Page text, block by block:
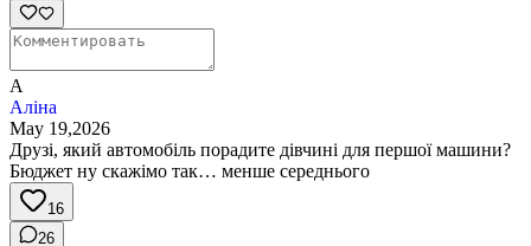
А
Аліна
May 19,2026
Друзі, який автомобіль порадите дівчині для першої машини?
Бюджет ну скажімо так… менше середнього
16
26